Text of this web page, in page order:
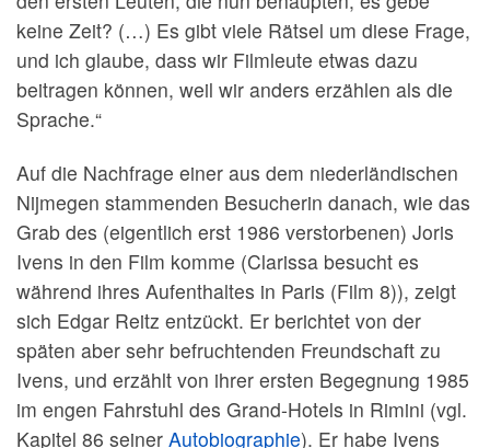
keine Zeit? (…) Es gibt viele Rätsel um diese Frage,
und ich glaube, dass wir Filmleute etwas dazu
beitragen können, weil wir anders erzählen als die
Sprache.“
Auf die Nachfrage einer aus dem niederländischen
Nijmegen stammenden Besucherin danach, wie das
Grab des (eigentlich erst 1986 verstorbenen) Joris
Ivens in den Film komme (Clarissa besucht es
während ihres Aufenthaltes in Paris (Film 8)), zeigt
sich Edgar Reitz entzückt. Er berichtet von der
späten aber sehr befruchtenden Freundschaft zu
Ivens, und erzählt von ihrer ersten Begegnung 1985
im engen Fahrstuhl des Grand-Hotels in Rimini (vgl.
Kapitel 86 seiner Autobiographie). Er habe Ivens